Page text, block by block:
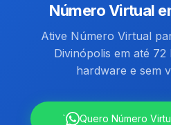
Número Virtual
Ative Número Virtual
Divinópolis em até 72
hardware e sem
` Quero Número